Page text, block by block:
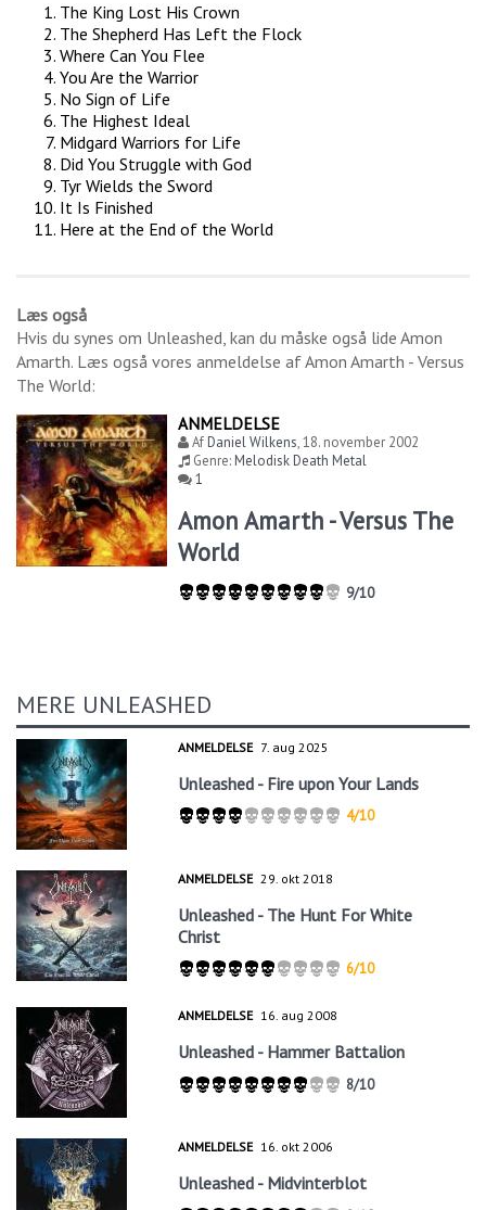
The King Lost His Crown
The Shepherd Has Left the Flock
Where Can You Flee
You Are the Warrior
No Sign of Life
The Highest Ideal
Midgard Warriors for Life
Did You Struggle with God
Tyr Wields the Sword
It Is Finished
Here at the End of the World
Læs også
Hvis du synes om Unleashed, kan du måske også lide Amon
Amarth. Læs også vores anmeldelse afAmon Amarth - Versus
The World:
ANMELDELSE
AfDaniel Wilkens,18. november 2002
Genre:Melodisk Death Metal
1
Amon Amarth - Versus The
World
9/10
MERE UNLEASHED
ANMELDELSE 7. aug 2025
Unleashed - Fire upon Your Lands
4/10
ANMELDELSE 29. okt 2018
Unleashed - The Hunt For White
Christ
6/10
ANMELDELSE 16. aug 2008
Unleashed - Hammer Battalion
8/10
ANMELDELSE 16. okt 2006
Unleashed - Midvinterblot